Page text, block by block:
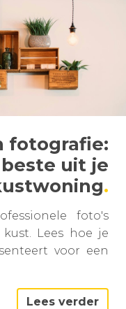
fotografie:
uit je
foto's
Lees hoe je
voor een
Lees verder